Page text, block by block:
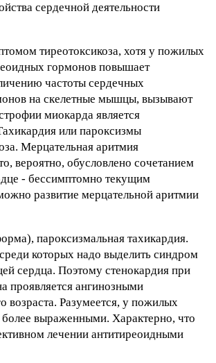
сердечной деятельности
тиреотоксикоза, хотя у пожилых
гормонов повышает
частоты сердечных
на скелетные мышцы, вызывают
миокарда является
или пароксизмы
Мерцательная аритмия
вероятно, обусловлено сочетанием
- бессимптомно текущим
развитие мерцательной аритмии
пароксизмальная тахикардия.
которых надо выделить синдром
сердца. Поэтому стенокардия при
проявляется ангинозными
возраста. Разумеется, у пожилых
выраженными. Характерно, что
лечении антитиреоидными